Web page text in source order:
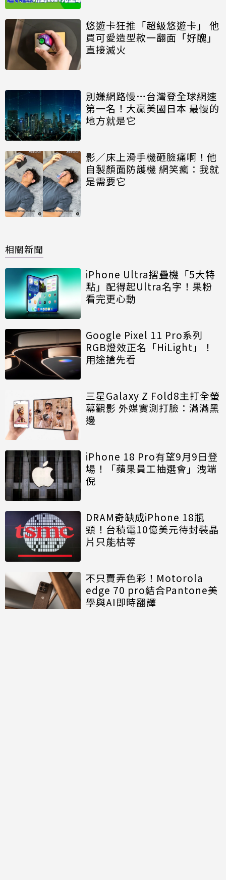
悠遊卡狂推「超級悠遊卡」 他
買可愛造型款一翻面「好醜」
直接滅火
別嫌網路慢…台灣登全球網速
第一名！大贏美國日本 最慢的
地方就是它
影／床上滑手機砸臉痛啊！他
自製顏面防護機 網笑瘋：我就
是需要它
相關新聞
iPhone Ultra摺疊機「5大特
點」配得起Ultra名字！果粉
看完更心動
Google Pixel 11 Pro系列
RGB燈效正名「HiLight」！
用途搶先看
三星Galaxy Z Fold8主打全螢
幕觀影 外媒實測打臉：滿滿黑
邊
iPhone 18 Pro有望9月9日登
場！「蘋果員工抽選會」洩端
倪
DRAM奇缺成iPhone 18瓶
頸！台積電10億美元待封裝晶
片只能枯等
不只賣弄色彩！Motorola
edge 70 pro結合Pantone美
學與AI即時翻譯